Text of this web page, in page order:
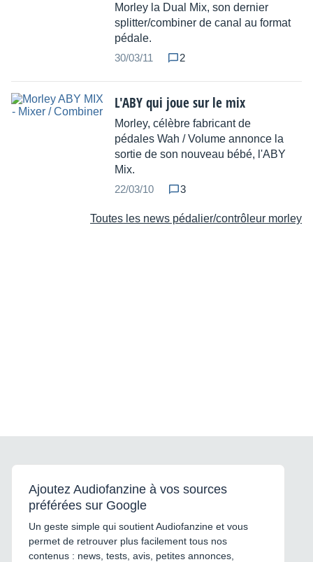
Morley la Dual Mix, son dernier
splitter/combiner de canal au format
pédale.
30/03/11
2
L'ABY qui joue sur le mix
Morley, célèbre fabricant de
pédales Wah / Volume annonce la
sortie de son nouveau bébé, l'ABY
Mix.
22/03/10
3
Toutes les news pédalier/contrôleur morley
Ajoutez Audiofanzine à vos sources
préférées sur Google
Un geste simple qui soutient Audiofanzine et vous
permet de retrouver plus facilement tous nos
contenus : news, tests, avis, petites annonces,